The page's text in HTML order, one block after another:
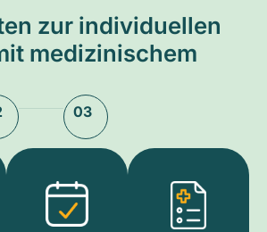
zur individuellen
medizinischem
03